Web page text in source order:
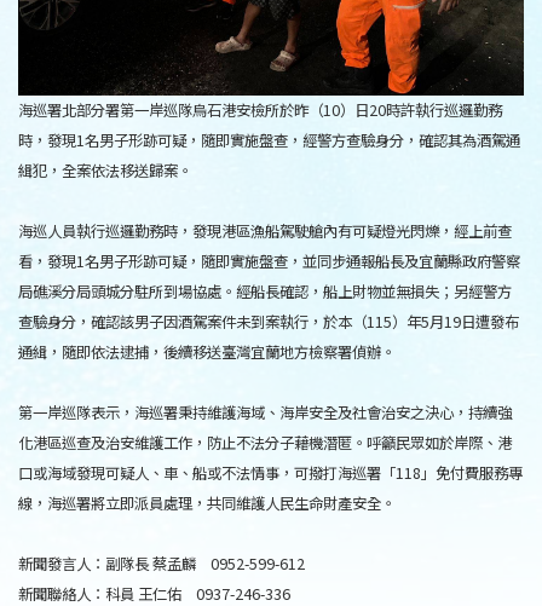
海巡署北部分署第一岸巡隊烏石港安檢所於昨（10）日20時許執行巡邏勤務
時，發現1名男子形跡可疑，隨即實施盤查，經警方查驗身分，確認其為酒駕通
緝犯，全案依法移送歸案。
海巡人員執行巡邏勤務時，發現港區漁船駕駛艙內有可疑燈光閃爍，經上前查
看，發現1名男子形跡可疑，隨即實施盤查，並同步通報船長及宜蘭縣政府警察
局礁溪分局頭城分駐所到場協處。經船長確認，船上財物並無損失；另經警方
查驗身分，確認該男子因酒駕案件未到案執行，於本（115）年5月19日遭發布
通緝，隨即依法逮捕，後續移送臺灣宜蘭地方檢察署偵辦。
第一岸巡隊表示，海巡署秉持維護海域、海岸安全及社會治安之決心，持續強
化港區巡查及治安維護工作，防止不法分子藉機潛匿。呼籲民眾如於岸際、港
口或海域發現可疑人、車、船或不法情事，可撥打海巡署「118」免付費服務專
線，海巡署將立即派員處理，共同維護人民生命財產安全。
新聞發言人：副隊長 蔡孟麟 0952-599-612
新聞聯絡人：科員 王仁佑 0937-246-336